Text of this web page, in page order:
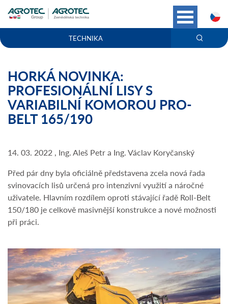
TECHNIKA
HORKÁ NOVINKA:
PROFESIONÁLNÍ LISY S
VARIABILNÍ KOMOROU PRO-
BELT 165/190
14. 03. 2022 , Ing. Aleš Petr a Ing. Václav Koryčanský
Před pár dny byla oficiálně představena zcela nová řada
svinovacích lisů určená pro intenzivní využití a náročné
uživatele. Hlavním rozdílem oproti stávající řadě Roll-Belt
150/180 je celkově masivnější konstrukce a nové možnosti
při práci.